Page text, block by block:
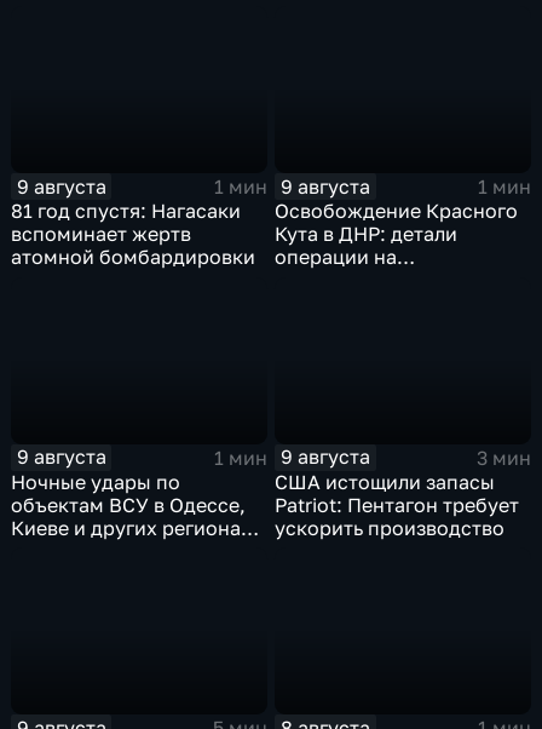
9 августа
1 мин
81 год спустя: Нагасаки
вспоминает жертв
атомной бомбардировки
9 августа
1 мин
Освобождение Красного
Кута в ДНР: детали
операции на
9 августа
1 мин
Ночные удары по
объектам ВСУ в Одессе,
Киеве и других регионах
9 августа
3 мин
США истощили запасы
Patriot: Пентагон требует
ускорить производство